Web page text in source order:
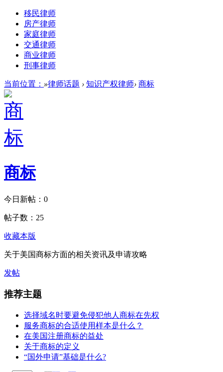
移民律师
房产律师
家庭律师
交通律师
商业律师
刑事律师
当前位置： »律师话题 › 知识产权律师› 商标
商标
今日新帖： 0
帖子数： 25
收藏本版
关于美国商标方面的相关资讯及申请攻略
发帖
推荐主题
选择域名时要避免侵犯他人商标在先权
服务商标的合适使用样本是什么？
在美国注册商标的益处
关于商标的定义
“国外申请”基础是什么?